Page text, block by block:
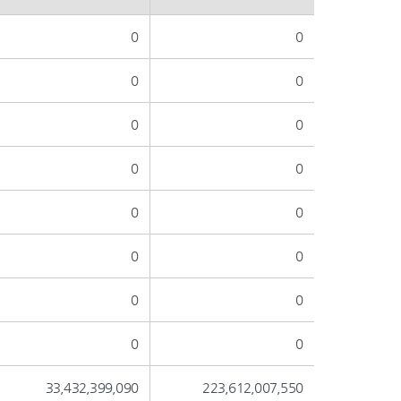
0 0
0 0
0 0
0 0
0 0
0 0
0 0
0 0
33,432,399,090 223,612,007,550